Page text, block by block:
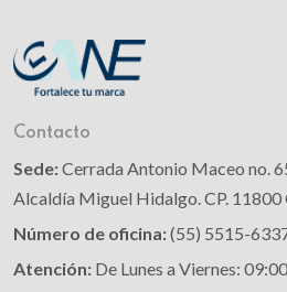
Contacto
Sede:Cerrada Antonio Maceo no.
Alcaldía Miguel Hidalgo. CP. 11800
Número de oficina:(55) 5515-
Atención: De Lunes a Viernes: